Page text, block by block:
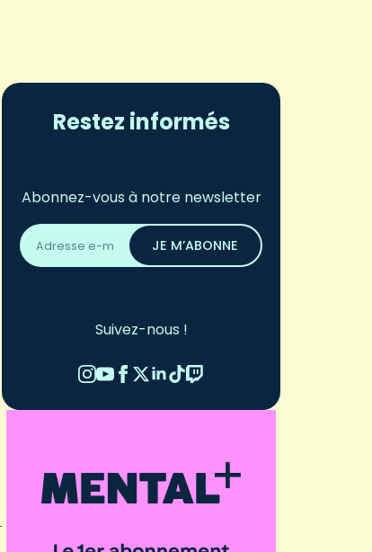
Restez informés
Abonnez-vous à notre newsletter
Adresse
email
*
JE M’ABONNE
Suivez-nous !